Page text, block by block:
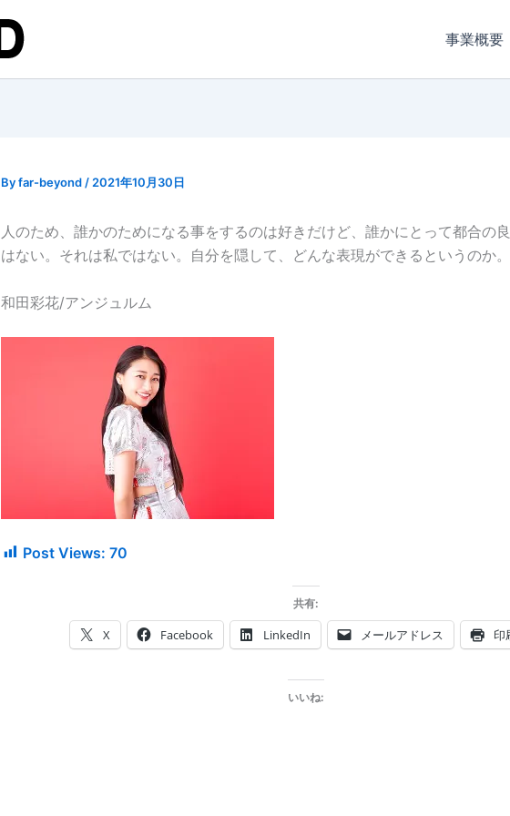
事業概要
Byfar-beyond / 2021年10月30日
人のため、誰かのためになる事をするのは好きだけど、誰かにとって都合の
はない。それは私ではない。自分を隠して、どんな表現ができるというのか。
和田彩花/アンジュルム
Post Views: 70
共有:
X Facebook LinkedIn メールアドレス 印
いいね: